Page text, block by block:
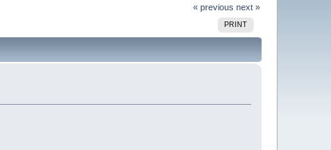
« previous next »
PRINT